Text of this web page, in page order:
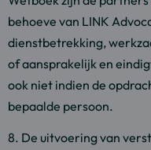
behoeve van LINK
dienstbetrekking,
of aansprakelijk en
ook niet indien de
bepaalde persoon.
8. De uitvoering van